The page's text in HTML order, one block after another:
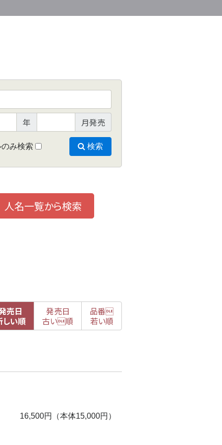
年 月発売
み検索 検索
人名一覧から検索
売日
しい順
発売日
古い順
品番
若い順
16,500円（本体15,000円）